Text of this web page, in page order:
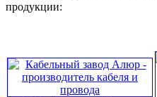
продукции: